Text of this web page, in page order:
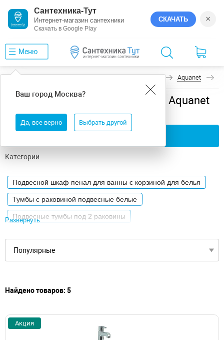
Сантехника-Тут
Интернет-магазин сантехники
Скачать в Google Play
СКАЧАТЬ ×
Меню
Ваш город Москва?
Да, все верно Выбрать другой
Aquanet
Мебель для ванной подвесная Aquanet
Августа
Категории
Подвесной шкаф пенал для ванны с корзиной для белья
Тумбы с раковиной подвесные белые
Подвесные тумбы под 2 раковины
Зеркала настенные овальные в ванную
Развернуть
Найдено товаров: 5
Акция